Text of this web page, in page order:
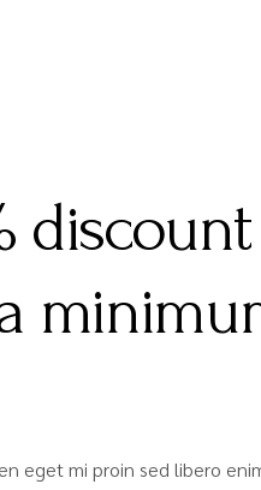
eget mi proin sed libero